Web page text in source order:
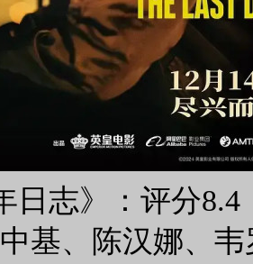
日志》：评分
基、陈汉娜、